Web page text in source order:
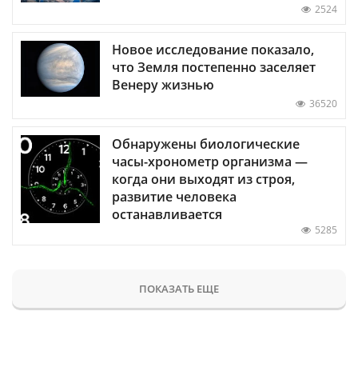
2524
Новое исследование показало,
что Земля постепенно заселяет
Венеру жизнью
36520
Обнаружены биологические
часы-хронометр организма —
когда они выходят из строя,
развитие человека
останавливается
5285
ПОКАЗАТЬ ЕЩЕ